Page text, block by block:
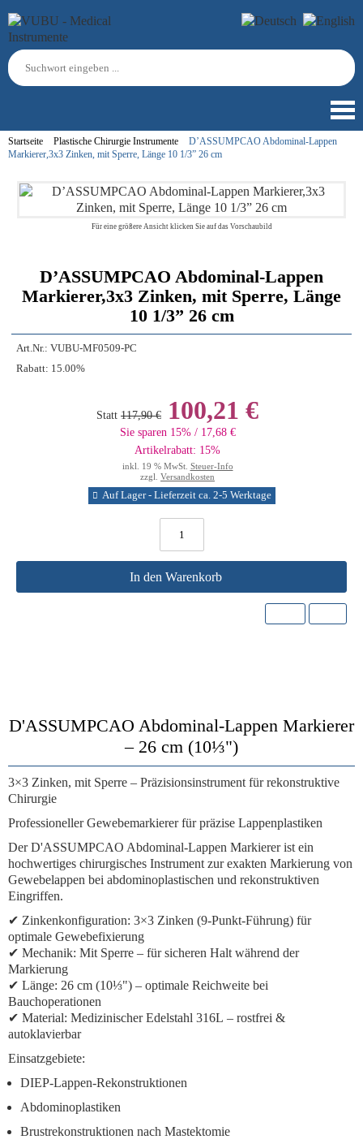
Startseite Plastische Chirurgie Instrumente
D’ASSUMPCAO Abdominal-Lappen
Markierer,3x3 Zinken, mit Sperre, Länge 10 1/3” 26 cm
Für eine größere Ansicht klicken Sie auf das Vorschaubild
D’ASSUMPCAO Abdominal-Lappen
Markierer,3x3 Zinken, mit Sperre, Länge
10 1/3” 26 cm
Art.Nr.: VUBU-MF0509-PC
Rabatt: 15.00%
Statt 117,90 € 100,21 €
Sie sparen 15% / 17,68 €
Artikelrabatt: 15%
inkl. 19 % MwSt. Steuer-Info
zzgl. Versandkosten
Auf Lager - Lieferzeit ca. 2-5 Werktage
In den Warenkorb
D'ASSUMPCAO Abdominal-Lappen Markierer
– 26 cm (10⅓")
3×3 Zinken, mit Sperre – Präzisionsinstrument für rekonstruktive
Chirurgie
Professioneller Gewebemarkierer für präzise Lappenplastiken
DerD'ASSUMPCAO Abdominal-Lappen Markiererist ein
hochwertiges chirurgisches Instrument zur exakten Markierung von
Gewebelappen bei abdominoplastischen und rekonstruktiven
Eingriffen.
✔ Zinkenkonfiguration: 3×3 Zinken (9-Punkt-Führung) für
optimale Gewebefixierung
✔ Mechanik: Mit Sperre – für sicheren Halt während der
Markierung
✔ Länge: 26 cm (10⅓") – optimale Reichweite bei
Bauchoperationen
✔ Material: Medizinischer Edelstahl 316L – rostfrei &
autoklavierbar
Einsatzgebiete:
DIEP-Lappen-Rekonstruktionen
Abdominoplastiken
Brustrekonstruktionen nach Mastektomie